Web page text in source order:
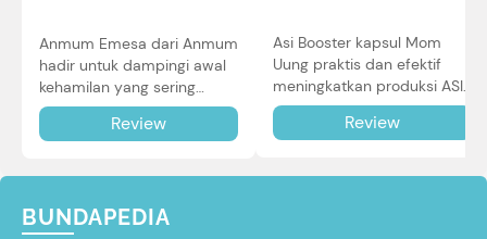
Anmum Emesa dari Anmum
hadir untuk dampingi awal
kehamilan yang sering
diiringi dengan mual dan
muntah. Simak reviewnya di
Review
Asi Booster kapsul Mom
Uung praktis dan efektif
meningkatkan produksi ASI
Bunda untuk Si Kecil. Simak
review lengkapnya di sini.
Review
BUNDAPEDIA